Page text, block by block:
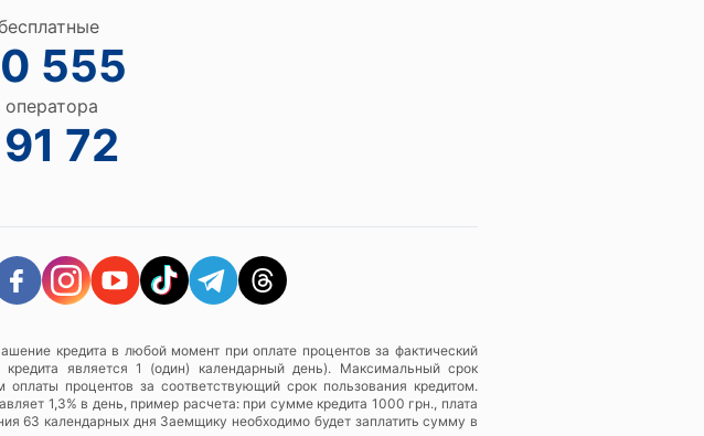
555
72
кредита в любой момент при оплате процентов за фактический
является 1 (один) календарный день). Максимальный срок
процентов за соответствующий срок пользования кредитом.
1,3% в день, пример расчета: при сумме кредита 1000 грн., плата
63 календарных дня Заемщику необходимо будет заплатить сумму в